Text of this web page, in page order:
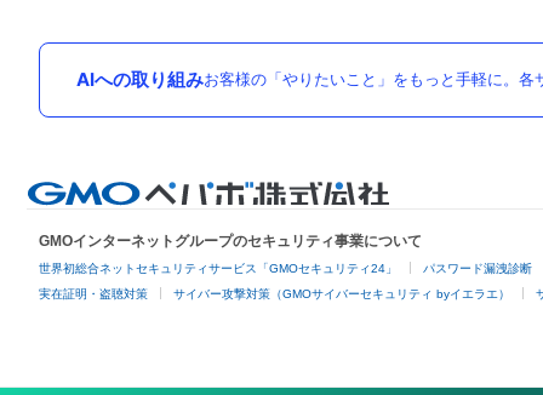
AIへの取り組みお客様の「やりたいこと」をもっと手軽に。
GMOインターネットグループのセキュリティ事業について
世界初総合ネットセキュリティサービス「GMOセキュリティ24」
パスワード漏洩診断
実在証明・盗聴対策
サイバー攻撃対策（GMOサイバーセキュリティ byイエラエ）